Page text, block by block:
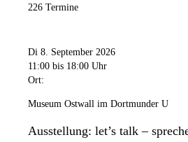
226 Termine
Di 8. September 2026
11:00 bis 18:00 Uhr
Ort:
Museum Ostwall im Dortmunder U
Ausstellung: let’s talk –